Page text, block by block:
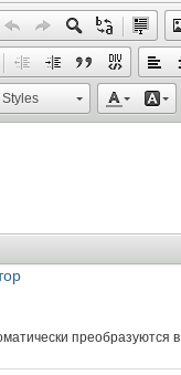
Styles
преобразуются